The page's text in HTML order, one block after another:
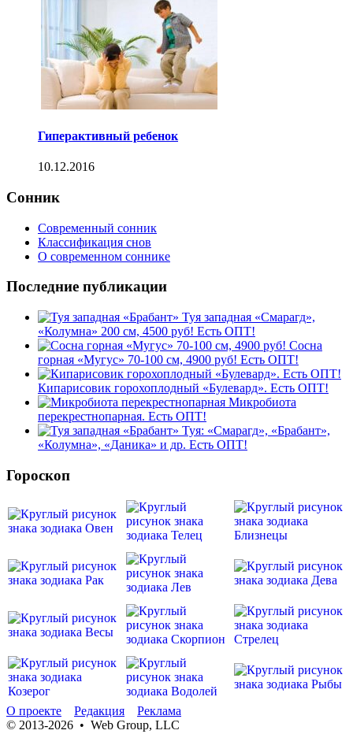
Гиперактивный ребенок
10.12.2016
Сонник
Современный сонник
Классификация снов
О современном соннике
Последние публикации
Туя западная «Смарагд»,
«Колумна» 200 см, 4500 руб! Есть ОПТ!
Сосна
горная «Мугус» 70-100 см, 4900 руб! Есть ОПТ!
Кипарисовик горохоплодный «Булевард». Есть ОПТ!
Микробиота
перекрестнопарная. Есть ОПТ!
Туя: «Смарагд», «Брабант»,
«Колумна», «Даника» и др. Есть ОПТ!
Гороскоп
О проекте Редакция
Реклама
© 2013-2026 • Web Group, LLC